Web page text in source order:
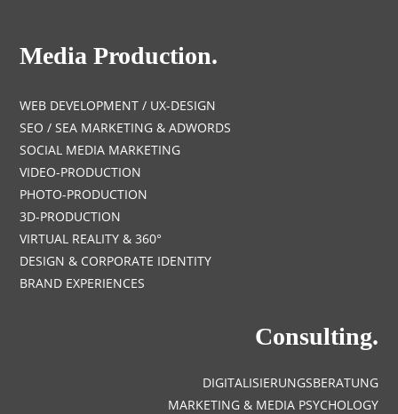
Media Production.
WEB DEVELOPMENT / UX-DESIGN
SEO / SEA MARKETING & ADWORDS
SOCIAL MEDIA MARKETING
VIDEO-PRODUCTION
PHOTO-PRODUCTION
3D-PRODUCTION
VIRTUAL REALITY & 360°
DESIGN & CORPORATE IDENTITY
BRAND EXPERIENCES
Consulting.
DIGITALISIERUNGSBERATUNG
MARKETING & MEDIA PSYCHOLOGY